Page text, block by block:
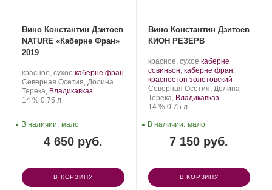
Вино Константин Дзитоев
NATURE «Каберне Фран»
2019
Производитель:
Константин
Дзитоев.
красное, сухое .
Сорт
винограда:
каберне фран
Регион:
Северная Осетия, Долина
Терека, Владикавказ
Крепость
14 %. Объем
0.75 л
4 650 руб.
В наличии: мало
В КОРЗИНУ
Вино Константин Дзитоев
КИОН РЕЗЕРВ
Производитель:
Константин
Дзитоев.
красное, сухое .
Сорт
винограда:
каберне
совиньон, каберне фран,
красностоп золотовский.
Регион:
Северная Осетия, Долина
Терека, Владикавказ
Крепость
14 %. Объем
0.75 л
7 150 руб.
В наличии: мало
В КОРЗИНУ